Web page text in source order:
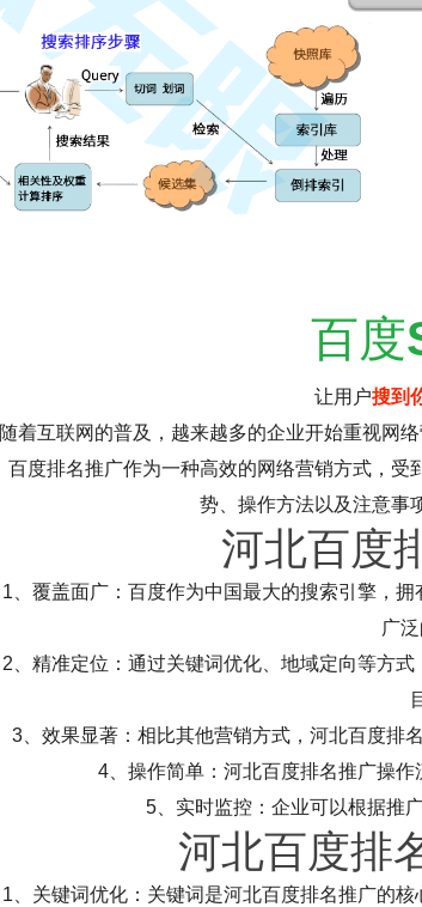
百度
让用户搜到
随着互联网的普及，越来越多的企业开始重视网
百度排名推广作为一种高效的网络营销方式，
势、操作方法以及注意事
河北百度
1、覆盖面广：百度作为中国最大的搜索引擎，
广
2、精准定位：通过关键词优化、地域定向等方
3、效果显著：相比其他营销方式，河北百度排
4、操作简单：河北百度排名推广操作
5、实时监控：企业可以根据推
河北百度排
1、关键词优化：关键词是河北百度排名推广的